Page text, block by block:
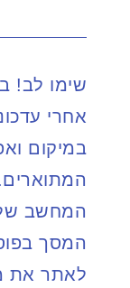
שימו לב!
אחרי
במיקום
המחשב
המסך
לאתר את